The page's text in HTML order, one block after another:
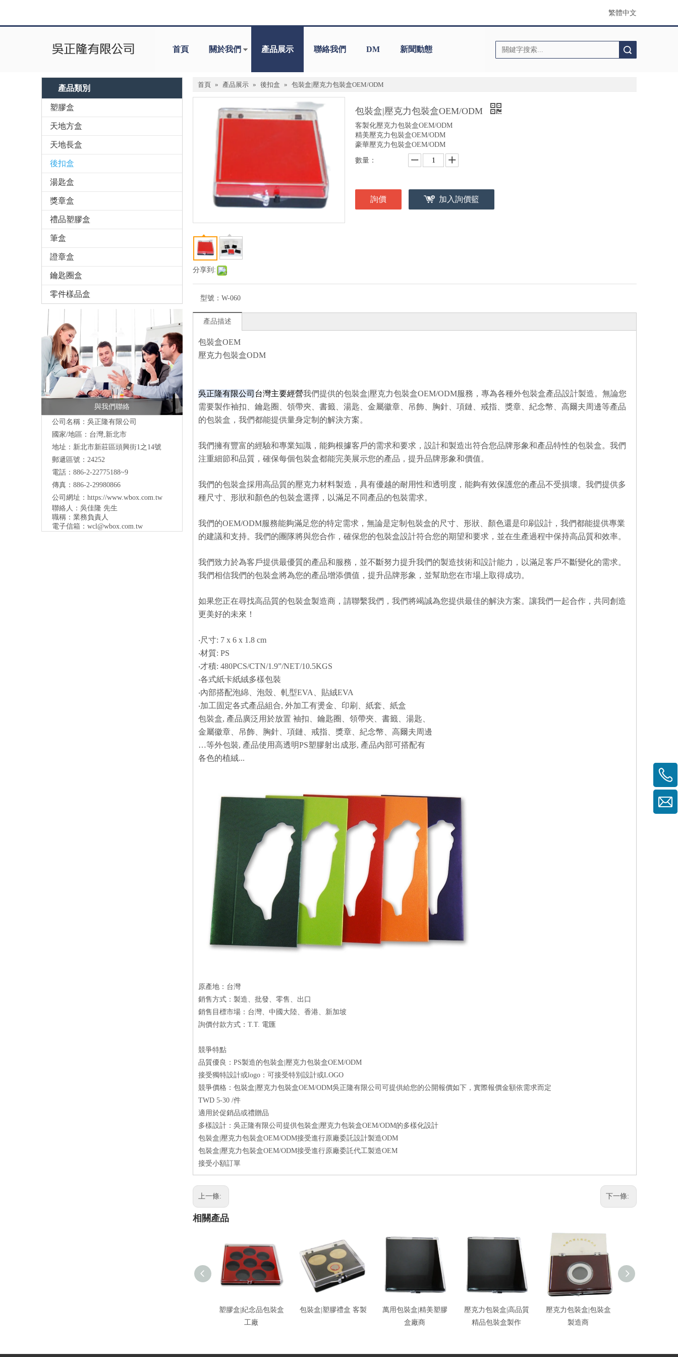
繁體中文
首頁 關於我們 產品展示 聯絡我們 DM 新聞動態
產品類別
塑膠盒
天地方盒
天地長盒
後扣盒
湯匙盒
獎章盒
禮品塑膠盒
筆盒
證章盒
鑰匙圈盒
零件樣品盒
與我們聯絡
公司名稱：吳正隆有限公司
國家/地區：台灣,新北市
地址：新北市新莊區頭興街1之14號
郵遞區號：24252
電話：886-2-22775188~9
傳真：886-2-29980866
公司網址： https://www.wbox.com.tw
聯絡人：吳佳隆 先生
職稱：業務負責人
電子信箱： wcl@wbox.com.tw
首頁 » 產品展示 » 後扣盒 » 包裝盒|壓克力包裝盒OEM/ODM
分享到:
包裝盒|壓克力包裝盒OEM/ODM
客製化壓克力包裝盒OEM/ODM
精美壓克力包裝盒OEM/ODM
豪華壓克力包裝盒OEM/ODM
數量：
詢價 加入詢價籃
型號： W-060
產品描述
包裝盒OEM
壓克力包裝盒ODM
吳正隆有限公司 台灣主要經營我們提供的包裝盒|壓克力包裝盒OEM/ODM服務，專為各種外包裝盒產品設計製造。無論您
需要製作袖扣、鑰匙圈、領帶夾、書籤、湯匙、金屬徽章、吊飾、胸針、項鏈、戒指、獎章、紀念幣、高爾夫周邊等產品
的包裝盒，我們都能提供量身定制的解決方案。
我們擁有豐富的經驗和專業知識，能夠根據客戶的需求和要求，設計和製造出符合您品牌形象和產品特性的包裝盒。我們
注重細節和品質，確保每個包裝盒都能完美展示您的產品，提升品牌形象和價值。
我們的包裝盒採用高品質的壓克力材料製造，具有優越的耐用性和透明度，能夠有效保護您的產品不受損壞。我們提供多
種尺寸、形狀和顏色的包裝盒選擇，以滿足不同產品的包裝需求。
我們的OEM/ODM服務能夠滿足您的特定需求，無論是定制包裝盒的尺寸、形狀、顏色還是印刷設計，我們都能提供專業
的建議和支持。我們的團隊將與您合作，確保您的包裝盒設計符合您的期望和要求，並在生產過程中保持高品質和效率。
我們致力於為客戶提供最優質的產品和服務，並不斷努力提升我們的製造技術和設計能力，以滿足客戶不斷變化的需求。
我們相信我們的包裝盒將為您的產品增添價值，提升品牌形象，並幫助您在市場上取得成功。
如果您正在尋找高品質的包裝盒製造商，請聯繫我們，我們將竭誠為您提供最佳的解決方案。讓我們一起合作，共同創造
更美好的未來！
‧尺寸: 7 x 6 x 1.8 cm
‧材質: PS
‧才積: 480PCS/CTN/1.9”/NET/10.5KGS
‧各式紙卡紙絨多樣包裝
‧內部搭配泡綿、泡殼、軋型EVA、貼絨EVA
‧加工固定各式產品組合, 外加工有燙金、印刷、紙套、紙盒
包裝盒, 產品廣泛用於放置 袖扣、鑰匙圈、領帶夾、書籤、湯匙、
金屬徽章、吊飾、胸針、項鏈、戒指、獎章、紀念幣、高爾夫周邊
…等外包裝, 產品使用高透明PS塑膠射出成形, 產品內部可搭配有
各色的植絨...
原產地：台灣
銷售方式：製造、批發、零售、出口
銷售目標市場：台灣、中國大陸、香港、新加坡
詢價付款方式：T.T. 電匯
競爭特點
品質優良：PS製造的包裝盒|壓克力包裝盒OEM/ODM
接受獨特設計或logo：可接受特別設計或LOGO
競爭價格：包裝盒|壓克力包裝盒OEM/ODM吳正隆有限公司可提供給您的公開報價如下，實際報價金額依需求而定
TWD 5-30 /件
適用於促銷品或禮贈品
多樣設計：吳正隆有限公司提供包裝盒|壓克力包裝盒OEM/ODM的多樣化設計
包裝盒|壓克力包裝盒OEM/ODM接受進行原廠委託設計製造ODM
包裝盒|壓克力包裝盒OEM/ODM接受進行原廠委託代工製造OEM
接受小額訂單
上一條: 下一條:
相關產品
塑膠盒|紀念品包裝盒
工廠
包裝盒|塑膠禮盒 客製
萬用包裝盒|精美塑膠
盒廠商
壓克力包裝盒|高品質
精品包裝盒製作
壓克力包裝盒|包裝盒
製造商